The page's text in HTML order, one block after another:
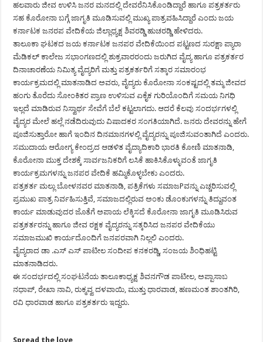
ಹಲವಾರು ಜೀವ ಉಳಿಸಿ ಜನರ ಮನದಲ್ಲಿ ದೇವರೆನಿಸಿಕೊಂಡಿದ್ದಾರೆ ಹಾಗೂ ಪತ್ರಕರ್ತರು
ಸಹ ಕೊರೋನಾ ಬಗ್ಗೆ ಜಾಗೃತಿ ಮೂಡಿಸುವಲ್ಲಿ ಮುಖ್ಯ ಪಾತ್ರವಹಿಸಿದ್ದಾರೆ ಎಂದು ಜಯ
ಕರ್ನಾಟಕ ಜನರಪ ವೇದಿಕೆಯ ಜಿಲ್ಲಾಧ್ಯಕ್ಷ ಶಿವರಡ್ಡಿ ಹುಚರಡ್ಡಿ ಹೇಳಿದರು.
ತಾಲೂಕಾ ಘಟಕದ ಜಯ ಕರ್ನಾಟಕ ಜನಪರ ವೇದಿಕೆಯಿಂದ ಪಟ್ಟಣದ ಸುರಕ್ಷಾ ಪ್ಯಾರಾ
ಮೆಡಿಕಲ್ ಕಾಲೇಜ ಸಭಾಂಗಣದಲ್ಲಿ ಶುಕ್ರವಾರರಂದು ಜರುಗಿದ ವೈದ್ಯ ಹಾಗೂ ಪತ್ರಕರ್ತರ
ದಿನಾಚಾರಣೆಯ ನಿಮಿತ್ಯ ವೈದ್ಯರಿಗೆ ಮತ್ತು ಪತ್ರಕರ್ತರಿಗೆ ಸತ್ಕಾರ ಸಮಾರಂಭ
ಕಾರ್ಯಕ್ರಮದಲ್ಲಿ ಮಾತನಾಡಿದ ಅವರು, ವೈದ್ಯರು ಕೊರೋನಾ ಸಂಕಷ್ಟದಲ್ಲಿ ತಮ್ಮ ಜೀವದ
ಹಂಗು ತೊರೆದು ಸೋಂಕಿತರ ಪ್ರಾಣ ಉಳಿಸುವ ಏಕೈಕ ಗುರಿಯೊಂದಿಗೆ ಸಮಯ ನಿಗಧಿ
ಇಲ್ಲದೆ ಮಾಡಿರುವ ನಿಸ್ವಾರ್ಥ ಸೇವೆಗೆ ಬೆಲೆ ಕಟ್ಟಲಾಗದು. ಆದರೆ ಕೆಲವು ಸಂದರ್ಭಗಳಲ್ಲಿ
ವೈದ್ಯರ ಮೇಲೆ ಹಲ್ಲೆ ನಡೆದಿರುವುದು ವಿಷಾದಕರ ಸಂಗತಿಯಾಗಿದೆ. ಜನರು ದೇವರನ್ನು ಹೇಗೆ
ಪೂಜಿಸುತ್ತಾರೋ ಹಾಗೆ ಇಂದಿನ ದಿನಮಾನಗಳಲ್ಲಿ ವೈದ್ಯರನ್ನು ಪೂಜಿಸುವಂತಾಗಿದೆ ಎಂದರು.
ಸಮುದಾಯ ಆರೋಗ್ಯ ಕೇಂದ್ರದ ಆಡಳಿತ ವೈದ್ಯಾದಿಕಾರಿ ಭಾರತಿ ಕೋಣಿ ಮಾತನಾಡಿ,
ಕೊರೋನಾ ಮುಕ್ತ ದೇಶಕ್ಕೆ ಸಾರ್ವಜನಿಕರಿಗೆ ಲಸಿಕೆ ಹಾಕಿಸಿಕೊಳ್ಳುವಂತೆ ಜಾಗೃತಿ
ಕಾರ್ಯಕ್ರಮಗಳನ್ನು ಜನಪರ ವೇದಿಕೆ ಹಮ್ಮಿಕೊಳ್ಳಬೇಕು ಎಂದರು.
ಪತ್ರಕರ್ತ ಮಲ್ಲು ಬೋಳನವರ ಮಾತನಾಡಿ, ಪತ್ರಿಕೆಗಳು ಸಮಾಜPವನ್ನು ಎಚ್ಚರಿಸುವಲ್ಲಿ
ಪ್ರಮುಖ ಪಾತ್ರ ನಿರ್ವಹಿಸುತ್ತಿವೆ, ಸಮಾಜದಲ್ಲಿರುವ ಅಂಕು ಡೊಂಕುಗಳನ್ನು ತಿದ್ದುವಂತ
ಕಾರ್ಯ ಮಾಡುವುದರ ಜೊತೆಗೆ ಅಪಾಯ ಲೆಕ್ಕಿಸದೆ ಕೊರೋನಾ ಜಾಗೃತಿ ಮೂಡಿಸಿರುವ
ಪತ್ರಕರ್ತರನ್ನು ಹಾಗೂ ಜೀವ ರಕ್ಷಕ ವೈದ್ಯರನ್ನು ಸತ್ಕರಿಸಿದ ಜನಪರ ವೇದಿಕೆಯು
ಸಮಾಜಮುಖಿ ಕಾರ್ಯದೊಂದಿಗೆ ಜನಪರವಾಗಿ ನಿಲ್ಲಲಿ ಎಂದರು.
ವೈದ್ಯರಾದ ಡಾ .ಎಸ್ ಎಸ್ ಪಾಟೀಲ ಸಂದೀಪ ಕನಕರಡ್ಡಿ, ಸಂಜಯ ಶಿಂಧಿಹಟ್ಟಿ
ಮಾತನಾಡಿದರು.
ಈ ಸಂದರ್ಭದಲ್ಲಿ ಸಂಘಟನೆಯ ತಾಲೂಕಾಧ್ಯಕ್ಷ ಶಿವನಗೌಡ ಪಾಟೀಲ, ಅಪ್ಪಾಸಾಬ
ನಧಾಪ್, ರೇಖಾ ನಾವಿ, ರುಕ್ಮವ್ವ ದಳವಾಯಿ, ಮುತ್ತು ಧಾರವಾಡ, ಹಣಮಂತ ಶಾಂತಗಿರಿ,
ರವಿ ಧಾರವಾಡ ಹಾಗೂ ಪತ್ರಕರ್ತರು ಇದ್ದರು.
Spread the love